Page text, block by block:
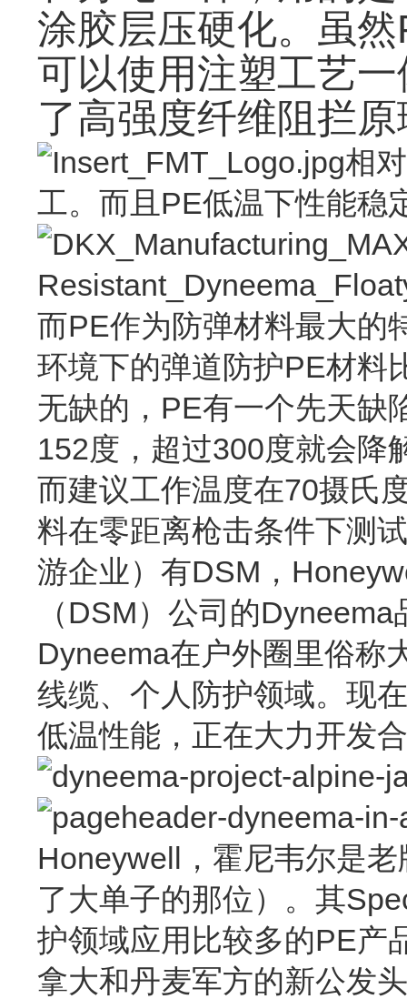
涂胶层压硬化。虽
可以使用注塑工艺
了高强度纤维阻拦
相
工。而且PE低温下性能稳
而PE作为防弹材料最大的
环境下的弹道防护PE材料
无缺的，PE有一个先天
152度，超过300度就会降
而建议工作温度在70摄氏
料在零距离枪击条件下测
游企业）有DSM，
（DSM）公司的Dyneema
Dyneema在户外圈里俗称
线缆、个人防护领域。现
低温性能，正在大力开发
Honeywell，霍尼韦尔是
了大单子的那位）。其
护领域应用比较多的PE产
拿大和丹麦军方的新公发